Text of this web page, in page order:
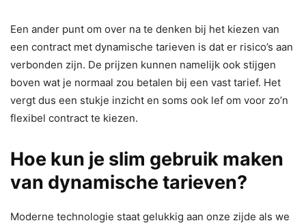
Een ander punt om over na te denken bij het kiezen van
een contract met dynamische tarieven is dat er risico’s aan
verbonden zijn. De prijzen kunnen namelijk ook stijgen
boven wat je normaal zou betalen bij een vast tarief. Het
vergt dus een stukje inzicht en soms ook lef om voor zo’n
flexibel contract te kiezen.
Hoe kun je slim gebruik maken
van dynamische tarieven?
Moderne technologie staat gelukkig aan onze zijde als we